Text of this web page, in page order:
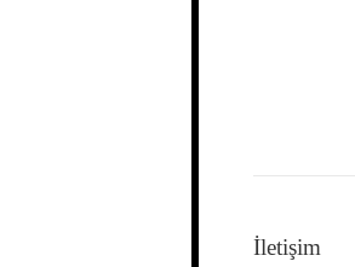
İletişim